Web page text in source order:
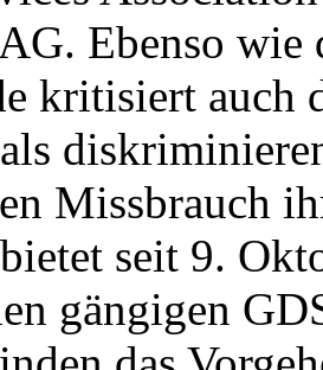
Ebenso
kritisiert auch
Missbrauch
seit 9.
gängigen